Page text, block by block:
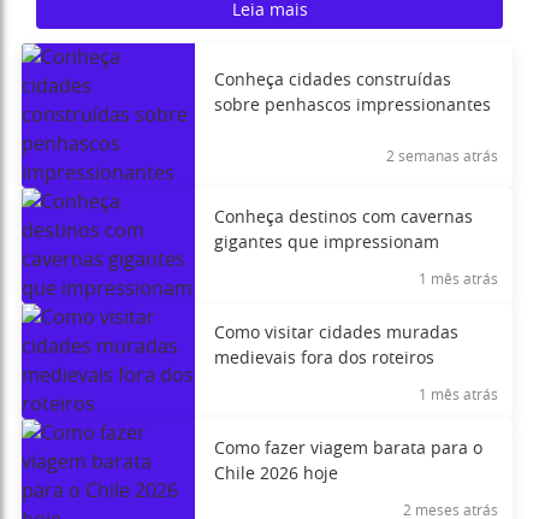
Leia mais
Conheça cidades construídas
sobre penhascos impressionantes
2 semanas atrás
Conheça destinos com cavernas
gigantes que impressionam
1 mês atrás
Como visitar cidades muradas
medievais fora dos roteiros
1 mês atrás
Como fazer viagem barata para o
Chile 2026 hoje
2 meses atrás